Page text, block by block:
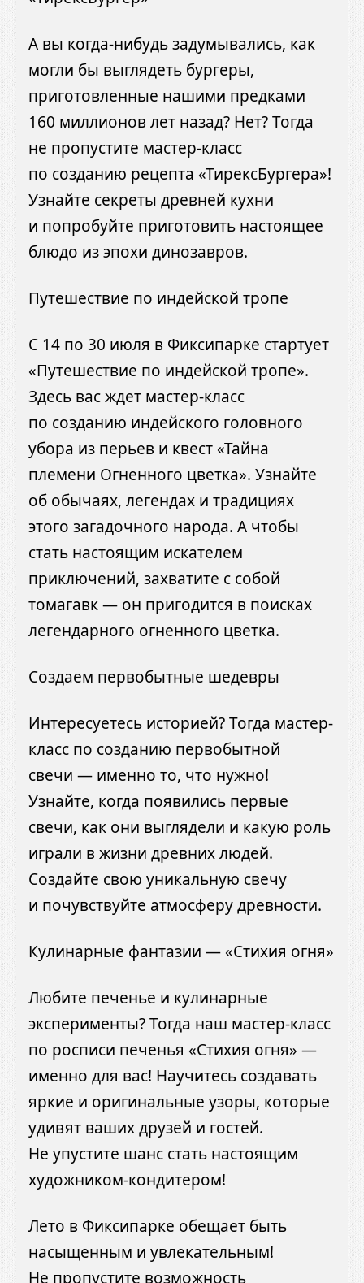
А вы когда-нибудь задумывались, как
могли бы выглядеть бургеры,
приготовленные нашими предками
160 миллионов лет назад? Нет? Тогда
не пропустите мастер-класс
по созданию рецепта «ТирексБургера»!
Узнайте секреты древней кухни
и попробуйте приготовить настоящее
блюдо из эпохи динозавров.
Путешествие по индейской тропе
С 14 по 30 июля в Фиксипарке стартует
«Путешествие по индейской тропе».
Здесь вас ждет мастер-класс
по созданию индейского головного
убора из перьев и квест «Тайна
племени Огненного цветка». Узнайте
об обычаях, легендах и традициях
этого загадочного народа. А чтобы
стать настоящим искателем
приключений, захватите с собой
томагавк — он пригодится в поисках
легендарного огненного цветка.
Создаем первобытные шедевры
Интересуетесь историей? Тогда мастер-
класс по созданию первобытной
свечи — именно то, что нужно!
Узнайте, когда появились первые
свечи, как они выглядели и какую роль
играли в жизни древних людей.
Создайте свою уникальную свечу
и почувствуйте атмосферу древности.
Кулинарные фантазии — «Стихия огня»
Любите печенье и кулинарные
эксперименты? Тогда наш мастер-класс
по росписи печенья «Стихия огня» —
именно для вас! Научитесь создавать
яркие и оригинальные узоры, которые
удивят ваших друзей и гостей.
Не упустите шанс стать настоящим
художником-кондитером!
Лето в Фиксипарке обещает быть
насыщенным и увлекательным!
Не пропустите возможность